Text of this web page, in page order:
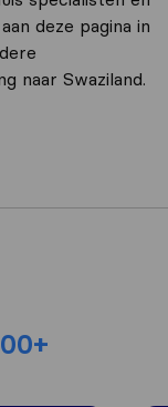
deze pagina in
naar Swaziland.